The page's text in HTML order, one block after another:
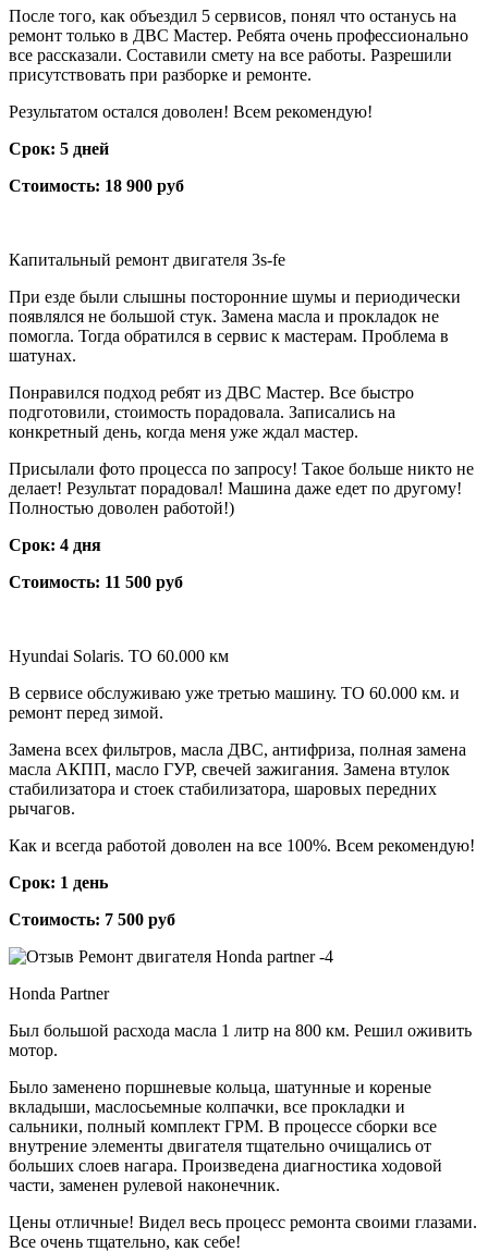
После того, как объездил 5 сервисов, понял что останусь на
ремонт только в ДВС Мастер. Ребята очень профессионально
все рассказали. Составили смету на все работы. Разрешили
присутствовать при разборке и ремонте.
Результатом остался доволен! Всем рекомендую!
Срок: 5 дней
Стоимость: 18 900 руб
Капитальный ремонт двигателя 3s-fe
При езде были слышны посторонние шумы и периодически
появлялся не большой стук. Замена масла и прокладок не
помогла. Тогда обратился в сервис к мастерам. Проблема в
шатунах.
Понравился подход ребят из ДВС Мастер. Все быстро
подготовили, стоимость порадовала. Записались на
конкретный день, когда меня уже ждал мастер.
Присылали фото процесса по запросу! Такое больше никто не
делает! Результат порадовал! Машина даже едет по другому!
Полностью доволен работой!)
Срок: 4 дня
Стоимость: 11 500 руб
Hyundai Solaris. ТО 60.000 км
В сервисе обслуживаю уже третью машину. ТО 60.000 км. и
ремонт перед зимой.
Замена всех фильтров, масла ДВС, антифриза, полная замена
масла АКПП, масло ГУР, свечей зажигания. Замена втулок
стабилизатора и стоек стабилизатора, шаровых передних
рычагов.
Как и всегда работой доволен на все 100%. Всем рекомендую!
Срок: 1 день
Стоимость: 7 500 руб
Honda Partner
Был большой расхода масла 1 литр на 800 км. Решил оживить
мотор.
Было заменено поршневые кольца, шатунные и кореные
вкладыши, маслосьемные колпачки, все прокладки и
сальники, полный комплект ГРМ. В процессе сборки все
внутрение элементы двигателя тщательно очищались от
больших слоев нагара. Произведена диагностика ходовой
части, заменен рулевой наконечник.
Цены отличные! Видел весь процесс ремонта своими глазами.
Все очень тщательно, как себе!